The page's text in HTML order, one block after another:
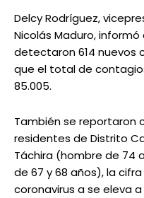
Delcy Rodríguez,
Nicolás Maduro,
detectaron 614 nuevos
que el total de
85.005.
También se reportaron
residentes de Distrito
Táchira (hombre de 74
de 67 y 68 años), la
coronavirus a se eleva a